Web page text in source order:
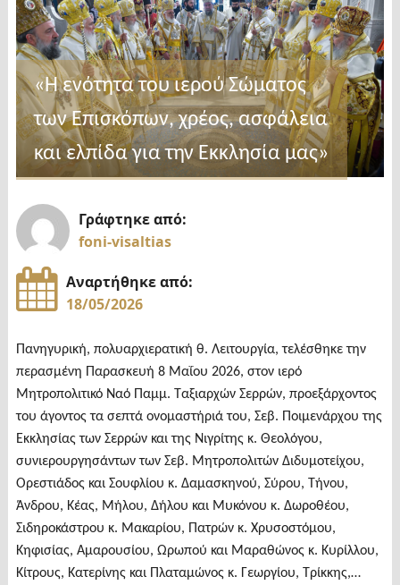
τους
εθισμούς
στις
Σέρρες"
«Η ενότητα του ιερού Σώματος
των Επισκόπων, χρέος, ασφάλεια
και ελπίδα για την Εκκλησία μας»
Γράφτηκε από:
foni-visaltias
Αναρτήθηκε από:
18/05/2026
Πανηγυρική, πολυαρχιερατική θ. Λειτουργία, τελέσθηκε την
περασμένη Παρασκευή 8 Μαΐου 2026, στον ιερό
Μητροπολιτικό Ναό Παμμ. Ταξιαρχών Σερρών, προεξάρχοντος
του άγοντος τα σεπτά ονομαστήριά του, Σεβ. Ποιμενάρχου της
Εκκλησίας των Σερρών και της Νιγρίτης κ. Θεολόγου,
συνιερουργησάντων των Σεβ. Μητροπολιτών Διδυμοτείχου,
Ορεστιάδος και Σουφλίου κ. Δαμασκηνού, Σύρου, Τήνου,
Άνδρου, Κέας, Μήλου, Δήλου και Μυκόνου κ. Δωροθέου,
Σιδηροκάστρου κ. Μακαρίου, Πατρών κ. Χρυσοστόμου,
Κηφισίας, Αμαρουσίου, Ωρωπού και Μαραθώνος κ. Κυρίλλου,
Κίτρους, Κατερίνης και Πλαταμώνος κ. Γεωργίου, Τρίκκης,…